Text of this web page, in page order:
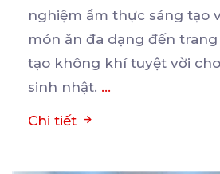
nghiệm ẩm thực sáng tạo
món ăn đa dạng đến
tạo không khí tuyệt vời
sinh nhật. ...
Chi tiết